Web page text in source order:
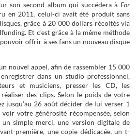
son second album qui succédera à For
en 2011, celui-ci avait été produit sans
grâce à 20 000 dollars récoltés via
Et c’est grâce à la même méthode
offrir à ses fans un nouveau disque
nouvel appel, afin de rassembler 15 000
dans un studio professionnel,
et musiciens, presser les CD, les
des clips. Selon le poids de votre
jusqu’au 26 août décider de lui verser 1
votre générosité récompensée, selon
simple merci, une version digitale de
première, une copie dédicacée, un t-